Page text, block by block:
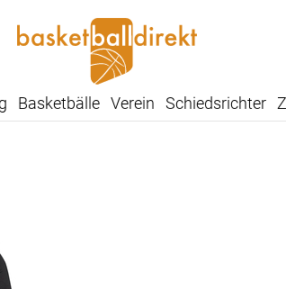
Basketbälle Verein Schiedsrichter